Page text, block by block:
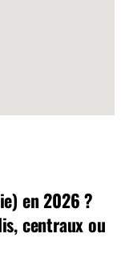
en 2026 ?
centraux ou